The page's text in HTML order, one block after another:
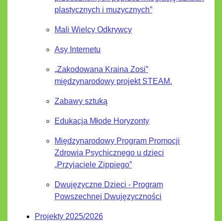
plastycznych i muzycznych”
Mali Wielcy Odkrywcy
Asy Internetu
„Zakodowana Kraina Zosi”
międzynarodowy projekt STEAM.
Zabawy sztuką
Edukacja Młode Horyzonty
Międzynarodowy Program Promocji
Zdrowia Psychicznego u dzieci
„Przyjaciele Zippiego”
Dwujęzyczne Dzieci - Program
Powszechnej Dwujęzyczności
Projekty 2025/2026